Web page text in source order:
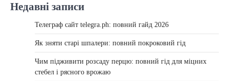
Недавні записи
Телеграф сайт telegra.ph: повний гайд 2026
Як зняти старі шпалери: повний покроковий гід
Чим підживити розсаду перцю: повний гід для міцних
стебел і рясного врожаю